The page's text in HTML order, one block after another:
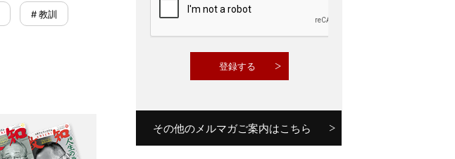
# 教訓
その他のメルマガご案内はこちら